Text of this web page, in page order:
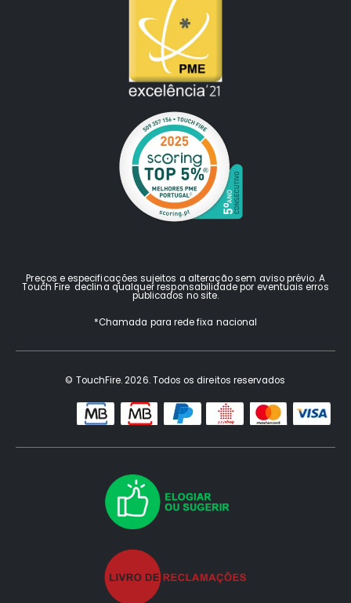
Preços e especificações sujeitos a alteração sem aviso prévio. A
Touch Fire declina qualquer responsabilidade por eventuais erros
publicados no site.
*Chamada para rede fixa nacional
© TouchFire. 2026. Todos os direitos reservados